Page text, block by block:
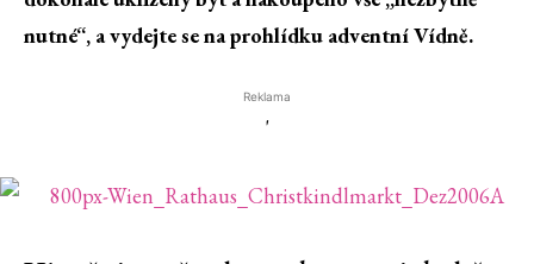
nutné“, a vydejte se na prohlídku adventní Vídně.
Reklama
'